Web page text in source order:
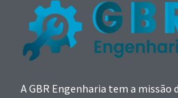
A GBR Engenharia tem a missão